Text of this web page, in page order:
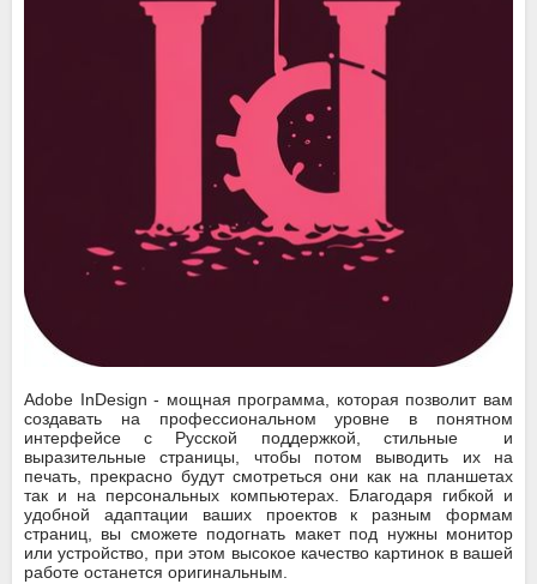
Adobe InDesign - мощная программа, которая позволит вам
создавать на профессиональном уровне в понятном
интерфейсе с Русской поддержкой, стильные и
выразительные страницы, чтобы потом выводить их на
печать, прекрасно будут смотреться они как на планшетах
так и на персональных компьютерах. Благодаря гибкой и
удобной адаптации ваших проектов к разным формам
страниц, вы сможете подогнать макет под нужны монитор
или устройство, при этом высокое качество картинок в вашей
работе останется оригинальным.